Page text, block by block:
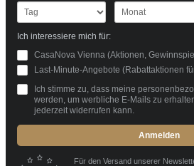
Ich interessiere mich für:
CasaNova Vienna (Aktionen,
Last-Minute-Angebote (Rabattaktionen
Ich stimme zu, dass meine
werden, um werbliche E-Mails zu
jederzeit widerrufen kann.
Anmelden
Für den Versand unserer